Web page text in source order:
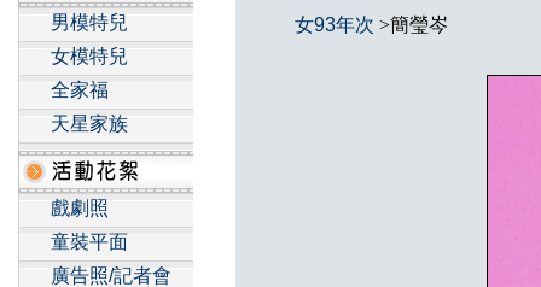
男模特兒
女模特兒
全家福
天星家族
戲劇照
童裝平面
廣告照/記者會
女93年次 >簡瑩岑